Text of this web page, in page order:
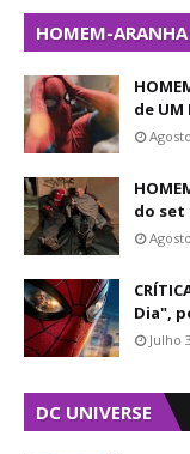
HOMEM-
de UM
do set
Dia",
Julho
DC UNIVERSE